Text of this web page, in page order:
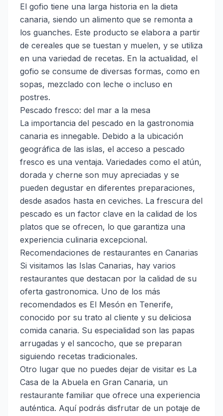
El gofio tiene una larga historia en la dieta
canaria, siendo un alimento que se remonta a
los guanches. Este producto se elabora a partir
de cereales que se tuestan y muelen, y se utiliza
en una variedad de recetas. En la actualidad, el
gofio se consume de diversas formas, como en
sopas, mezclado con leche o incluso en
postres.
Pescado fresco: del mar a la mesa
La importancia del pescado en la gastronomia
canaria es innegable. Debido a la ubicación
geográfica de las islas, el acceso a pescado
fresco es una ventaja. Variedades como el atún,
dorada y cherne son muy apreciadas y se
pueden degustar en diferentes preparaciones,
desde asados hasta en ceviches. La frescura del
pescado es un factor clave en la calidad de los
platos que se ofrecen, lo que garantiza una
experiencia culinaria excepcional.
Recomendaciones de restaurantes en Canarias
Si visitamos las Islas Canarias, hay varios
restaurantes que destacan por la calidad de su
oferta gastronomica. Uno de los más
recomendados es El Mesón en Tenerife,
conocido por su trato al cliente y su deliciosa
comida canaria. Su especialidad son las papas
arrugadas y el sancocho, que se preparan
siguiendo recetas tradicionales.
Otro lugar que no puedes dejar de visitar es La
Casa de la Abuela en Gran Canaria, un
restaurante familiar que ofrece una experiencia
auténtica. Aquí podrás disfrutar de un potaje de